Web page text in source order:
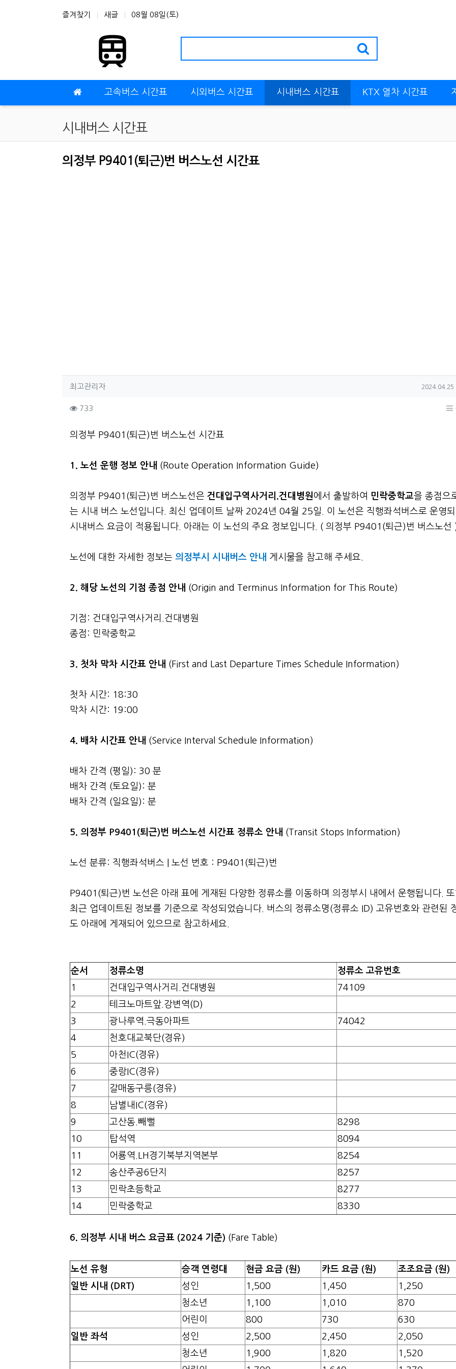
즐겨찾기 새글 08월 08일(토)
고속버스 시간표 시외버스 시간표 시내버스 시간표 KTX 열차 시간표
시내버스 시간표
의정부 P9401(퇴근)번 버스노선 시간표
작성자 정보
최고관리자작성 작성일
2024.04.25
컨텐츠 정보
733
본문
의정부 P9401(퇴근)번 버스노선 시간표
1. 노선 운행 정보 안내 (Route Operation Information Guide)
의정부 P9401(퇴근)번 버스노선은 건대입구역사거리.건대병원에서 출발하여 민락중학교을 종점으
는 시내 버스 노선입니다. 최신 업데이트 날짜 2024년 04월 25일. 이 노선은 직행좌석버스로 운영되
시내버스 요금이 적용됩니다. 아래는 이 노선의 주요 정보입니다. ( 의정부 P9401(퇴근)번 버스노선
노선에 대한 자세한 정보는 의정부시 시내버스 안내 게시물을 참고해 주세요.
2. 해당 노선의 기점 종점 안내 (Origin and Terminus Information for This Route)
기점: 건대입구역사거리.건대병원
종점: 민락중학교
3. 첫차 막차 시간표 안내 (First and Last Departure Times Schedule Information)
첫차 시간: 18:30
막차 시간: 19:00
4. 배차 시간표 안내 (Service Interval Schedule Information)
배차 간격 (평일): 30 분
배차 간격 (토요일): 분
배차 간격 (일요일): 분
5. 의정부 P9401(퇴근)번 버스노선 시간표 정류소 안내 (Transit Stops Information)
노선 분류: 직행좌석버스 | 노선 번호 : P9401(퇴근)번
P9401(퇴근)번 노선은 아래 표에 게재된 다양한 정류소를 이동하며 의정부시 내에서 운행됩니다. 또
최근 업데이트된 정보를 기준으로 작성되었습니다. 버스의 정류소명(정류소 ID) 고유번호와 관련된
도 아래에 게재되어 있으므로 참고하세요.
순서 정류소명
정류소 고유번호
1
건대입구역사거리.건대병원
74109
2
테크노마트앞.강변역(D)
3
광나루역.극동아파트
74042
4
천호대교북단(경유)
5
아천IC(경유)
6
중랑IC(경유)
7
갈매동구릉(경유)
8
남별내IC(경유)
9
고산동.빼뻘
8298
10
탑석역
8094
11
어룡역.LH경기북부지역본부
8254
12
송산주공6단지
8257
13
민락초등학교
8277
14
민락중학교 8330
6. 의정부 시내 버스 요금표 (2024 기준) (Fare Table)
노선 유형 승객 연령대 현금 요금 (원) 카드 요금 (원)
조조요금 (원)
일반 시내 (DRT)
성인 1,500 1,450
1,250
청소년
1,100 1,010
870
어린이
800 730
630
일반 좌석
성인 2,500 2,450
2,050
청소년
1,900 1,820
1,520